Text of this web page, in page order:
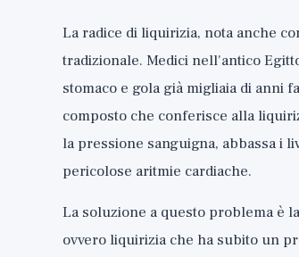
La radice di liquirizia, nota anche
tradizionale. Medici nell'antico
stomaco e gola già migliaia di anni
composto che conferisce alla
la pressione sanguigna, abbassa i
pericolose aritmie cardiache.
La soluzione a questo problema è la
ovvero liquirizia che ha subito un